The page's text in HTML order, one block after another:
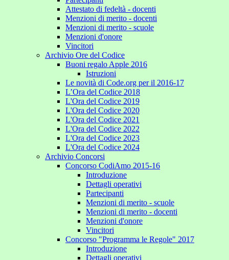
Attestato di fedeltà - docenti
Menzioni di merito - docenti
Menzioni di merito - scuole
Menzioni d'onore
Vincitori
Archivio Ore del Codice
Buoni regalo Apple 2016
Istruzioni
Le novità di Code.org per il 2016-17
L’Ora del Codice 2018
L'Ora del Codice 2019
L'Ora del Codice 2020
L'Ora del Codice 2021
L'Ora del Codice 2022
L'Ora del Codice 2023
L'Ora del Codice 2024
Archivio Concorsi
Concorso CodiAmo 2015-16
Introduzione
Dettagli operativi
Partecipanti
Menzioni di merito - scuole
Menzioni di merito - docenti
Menzioni d'onore
Vincitori
Concorso "Programma le Regole" 2017
Introduzione
Dettagli operativi